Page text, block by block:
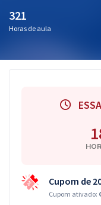
Conteúdo gratuito
Aprovados
321
Horas de aula
Cupom de
Cupom ativado: